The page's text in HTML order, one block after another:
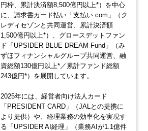
円枠、累計決済額8,500億円以上*）を中心
に、請求書カード払い「支払い.com」（ク
レディセゾンと共同運営、累計決済額
1,500億円以上*）、グロースデットファン
ド「UPSIDER BLUE DREAM Fund」（み
ずほフィナンシャルグループ共同運営、融
資総額130億円以上*／累計ファンド総額
243億円*）を展開しています。
2025年には、経営者向け法人カード
「PRESIDENT CARD」（JALとの提携に
より提供）や、経理業務の効率化を実現す
る「UPSIDER AI経理」（業務AIが1.1億件